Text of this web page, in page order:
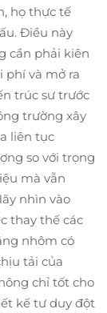
họ thực tế
Điều này
cần phải kiên
phí và mở ra
trúc sư trước
trường xây
liên tục
so với trọng
mà vẫn
nhìn vào
thay thế các
nhôm có
tải của
chỉ tốt cho
kế tư duy đột